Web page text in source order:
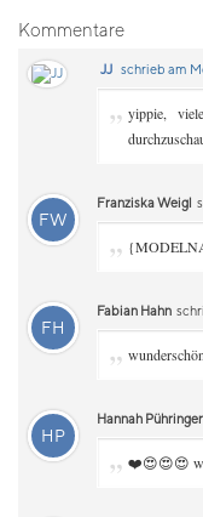
Kommentare
JJ schrieb am
„ yippie,
FW
Franziska Weigl
„
FH
Fabian Hahn
„ wunderschön
HP
Hannah Pühringer
„ ❤️😍😍😍